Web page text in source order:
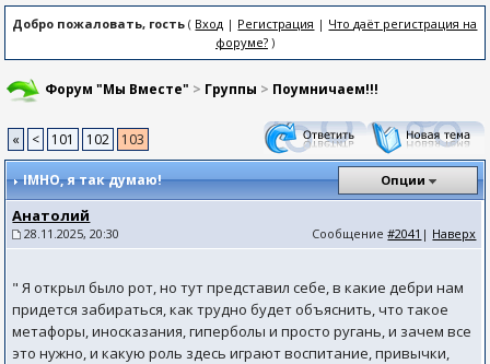
Добро пожаловать, гость ( Вход | Регистрация | Что даёт регистрация на
форуме?)
Форум "Мы Вместе" > Группы > Поумничаем!!!
« < 101 102 103
IMHO, я так думаю! Опции
Анатолий
28.11.2025, 20:30 Сообщение#2041 | Наверх
" Я открыл было рот, но тут представил себе, в какие дебри нам
придется забираться, как трудно будет объяснить, что такое
метафоры, иносказания, гиперболы и просто ругань, и зачем все
это нужно, и какую роль здесь играют воспитание, привычки,